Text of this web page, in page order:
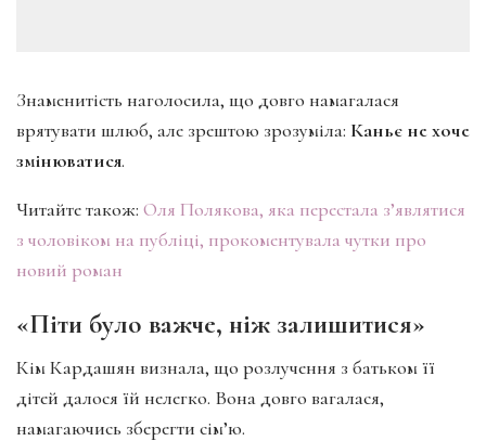
Знаменитість наголосила, що довго намагалася
врятувати шлюб, але зрештою зрозуміла: Каньє не хоче
змінюватися.
Читайте також: Оля Полякова, яка перестала з’являтися
з чоловіком на публіці, прокоментувала чутки про
новий роман
«Піти було важче, ніж залишитися»
Кім Кардашян визнала, що розлучення з батьком її
дітей далося їй нелегко. Вона довго вагалася,
намагаючись зберегти сім’ю.